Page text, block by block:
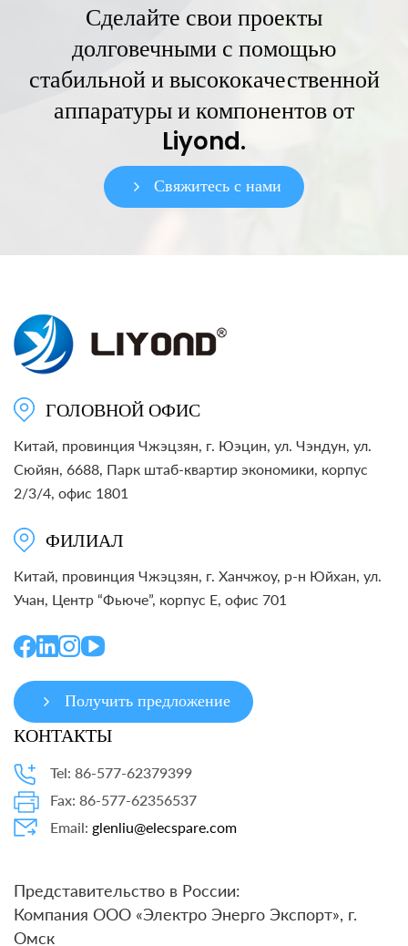
Сделайте свои проекты
долговечными с помощью
стабильной и высококачественной
аппаратуры и компонентов от
Liyond.
Свяжитесь с нами
ГОЛОВНОЙ ОФИС
Китай, провинция Чжэцзян, г. Юэцин, ул. Чэндун, ул.
Сюйян, 6688, Парк штаб-квартир экономики, корпус
2/3/4, офис 1801
ФИЛИАЛ
Китай, провинция Чжэцзян, г. Ханчжоу, р-н Юйхан, ул.
Учан, Центр “Фьюче”, корпус E, офис 701
Получить предложение
КОНТАКТЫ
Tel: 86-577-62379399
Fax: 86-577-62356537
Email: glenliu@elecspare.com
Представительство в России:
Компания ООО «Электро Энерго Экспорт», г.
Омск